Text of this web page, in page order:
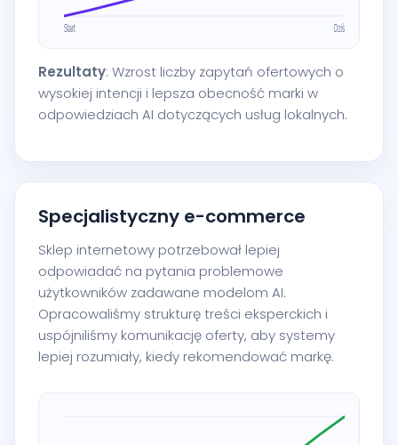
Rezultaty: Wzrost liczby zapytań ofertowych o
wysokiej intencji i lepsza obecność marki w
odpowiedziach AI dotyczących usług lokalnych.
Specjalistyczny e-commerce
Sklep internetowy potrzebował lepiej
odpowiadać na pytania problemowe
użytkowników zadawane modelom AI.
Opracowaliśmy strukturę treści eksperckich i
uspójniliśmy komunikację oferty, aby systemy
lepiej rozumiały, kiedy rekomendować markę.